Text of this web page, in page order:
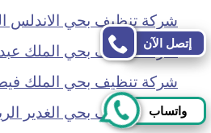
شركة تنظيف بحي الاندلس
شركة تنظيف بحي الملك
شركة تنظيف بحي الملك
شركة تنظيف بحي الغدير
إتصل الآن
واتساب